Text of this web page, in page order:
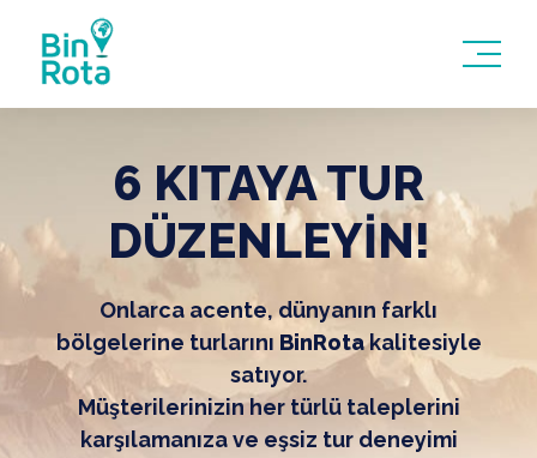
6 KITAYA TUR
DÜZENLEYİN!
Onlarca acente, dünyanın farklı
bölgelerine turlarını BinRotakalitesiyle
satıyor.
Müşterilerinizin her türlü taleplerini
karşılamanıza ve eşsiz tur deneyimi